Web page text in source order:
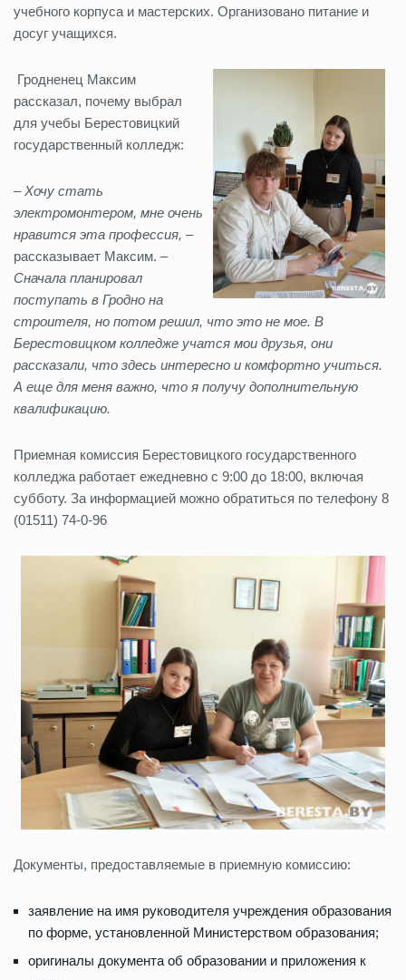
учебного корпуса и мастерских. Организовано питание и
досуг учащихся.
Гродненец Максим
рассказал, почему выбрал
для учебы Берестовицкий
государственный колледж:
– Хочу стать
электромонтером, мне очень
нравится эта профессия, –
рассказывает Максим. –
Сначала планировал
поступать в Гродно на
строителя, но потом решил, что это не мое. В
Берестовицком колледже учатся мои друзья, они
рассказали, что здесь интересно и комфортно учиться.
А еще для меня важно, что я получу дополнительную
квалификацию.
Приемная комиссия Берестовицкого государственного
колледжа работает ежедневно с 9:00 до 18:00, включая
субботу. За информацией можно обратиться по телефону 8
(01511) 74-0-96
Документы, предоставляемые в приемную комиссию:
заявление на имя руководителя учреждения образования
по форме, установленной Министерством образования;
оригиналы документа об образовании и приложения к